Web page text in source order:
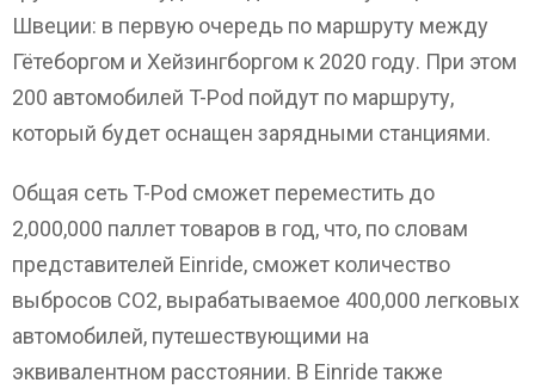
Швеции: в первую очередь по маршруту между
Гётеборгом и Хейзингборгом к 2020 году. При этом
200 автомобилей T-Pod пойдут по маршруту,
который будет оснащен зарядными станциями.
Общая сеть T-Pod сможет переместить до
2,000,000 паллет товаров в год, что, по словам
представителей Einride, сможет количество
выбросов CO2, вырабатываемое 400,000 легковых
автомобилей, путешествующими на
эквивалентном расстоянии. В Einride также